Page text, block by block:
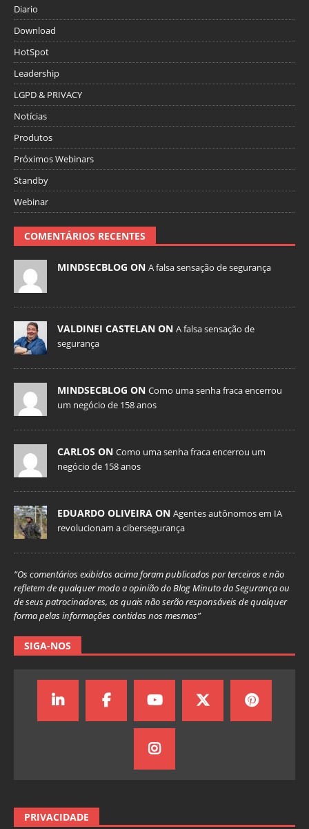
Diario
Download
HotSpot
Leadership
LGPD & PRIVACY
Notícias
Produtos
Próximos Webinars
Standby
Webinar
COMENTÁRIOS RECENTES
MINDSECBLOG ON A falsa sensação de segurança
VALDINEI CASTELAN ON A falsa sensação de
segurança
MINDSECBLOG ON Como uma senha fraca encerrou
um negócio de 158 anos
CARLOS ON Como uma senha fraca encerrou um
negócio de 158 anos
EDUARDO OLIVEIRA ON Agentes autônomos em IA
revolucionam a cibersegurança
“Os comentários exibidos acima foram publicados por terceiros e não
refletem de qualquer modo a opinião do Blog Minuto da Segurança ou
de seus patrocinadores, os quais não serão responsáveis de qualquer
forma pelas informações contidas nos mesmos”
SIGA-NOS
PRIVACIDADE